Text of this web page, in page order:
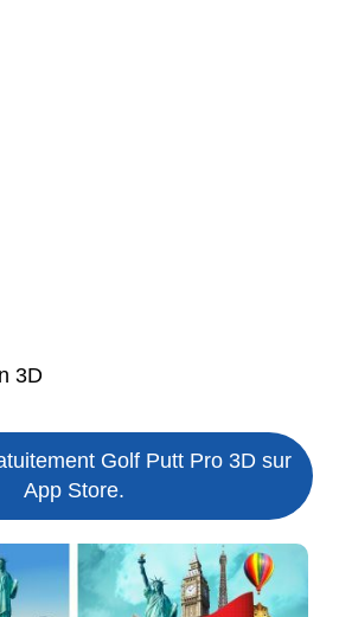
3D
Golf Putt Pro 3D sur
App Store.